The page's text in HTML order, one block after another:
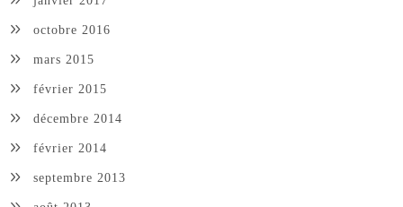
octobre 2016
mars 2015
février 2015
décembre 2014
février 2014
septembre 2013